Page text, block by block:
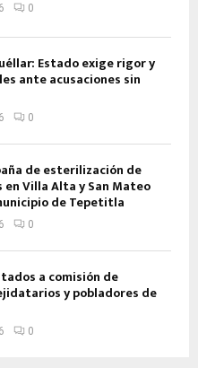
0
Estado exige rigor y
ante acusaciones sin
0
de esterilización de
Villa Alta y San Mateo
de Tepetitla
0
a comisión de
y pobladores de
0